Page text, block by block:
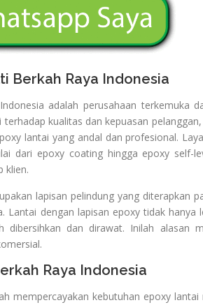
Berkah Raya Indonesia
adalah perusahaan terkemuka
kualitas dan kepuasan
lantai yang andal dan profesional.
dari epoxy coating hingga epoxy self-
klien.
lapisan pelindung yang diterapkan
Lantai dengan lapisan epoxy tidak
dibersihkan dan dirawat. Inilah alasan
Raya Indonesia
mempercayakan kebutuhan epoxy